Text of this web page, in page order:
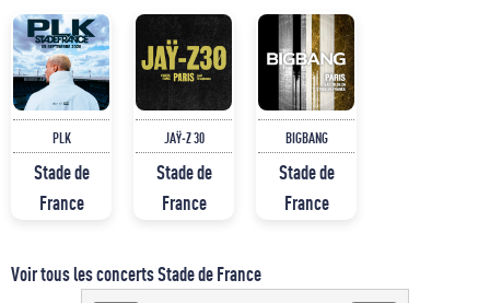
PLK
Stade de
France
JAŸ-Z 30
Stade de
France
BIGBANG
Stade de
France
Voir tous les concerts Stade de France